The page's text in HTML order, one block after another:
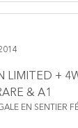
LIMITED +
& A1
EN SENTIER